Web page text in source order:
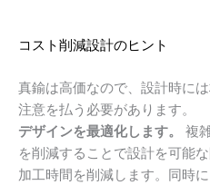
コスト削減設計のヒント
真鍮は高価なので、設計時に
注意を払う必要があります。
デザインを最適化します。
複
を削減することで設計を可能
加工時間を削減します。同時